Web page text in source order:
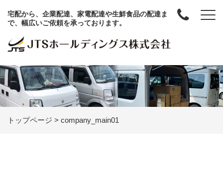
宅配から、企業配達、家電配達や生鮮食品の配達ま
で、幅広いご依頼を承っております。
トップページ > company_main01